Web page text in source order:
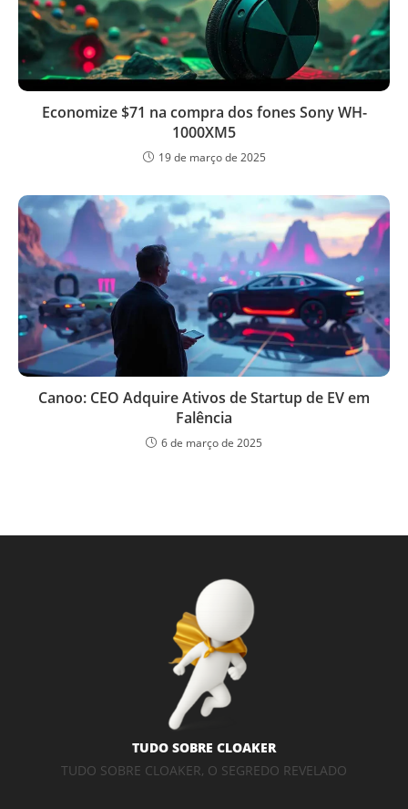
Economize $71 na compra dos fones Sony WH-
1000XM5
19 de março de 2025
Canoo: CEO Adquire Ativos de Startup de EV em
Falência
6 de março de 2025
TUDO SOBRE CLOAKER
TUDO SOBRE CLOAKER, O SEGREDO REVELADO